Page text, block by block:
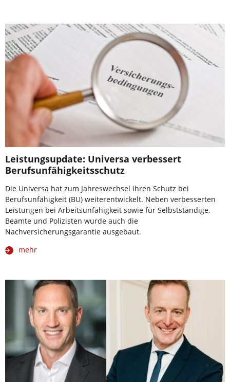
Leistungsupdate: Universa verbessert
Berufsunfähigkeitsschutz
Die Universa hat zum Jahreswechsel ihren Schutz bei
Berufsunfähigkeit (BU) weiterentwickelt. Neben verbesserten
Leistungen bei Arbeitsunfähigkeit sowie für Selbstständige,
Beamte und Polizisten wurde auch die
Nachversicherungsgarantie ausgebaut.
mehr